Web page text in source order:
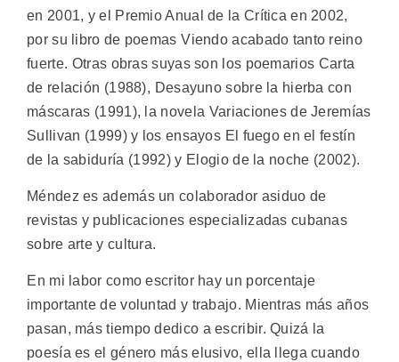
en 2001, y el Premio Anual de la Crítica en 2002,
por su libro de poemas Viendo acabado tanto reino
fuerte. Otras obras suyas son los poemarios Carta
de relación (1988), Desayuno sobre la hierba con
máscaras (1991), la novela Variaciones de Jeremías
Sullivan (1999) y los ensayos El fuego en el festín
de la sabiduría (1992) y Elogio de la noche (2002).
Méndez es además un colaborador asiduo de
revistas y publicaciones especializadas cubanas
sobre arte y cultura.
En mi labor como escritor hay un porcentaje
importante de voluntad y trabajo. Mientras más años
pasan, más tiempo dedico a escribir. Quizá la
poesía es el género más elusivo, ella llega cuando